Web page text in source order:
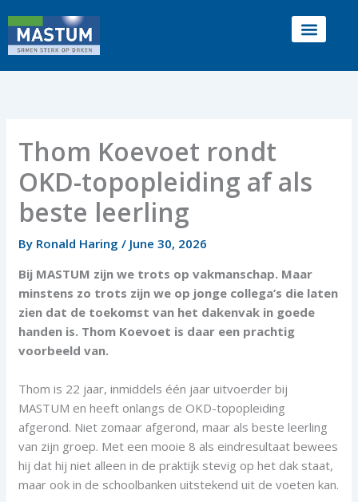
to
content
Thom Koevoet rondt
OKD-topopleiding af als
beste leerling
By Ronald Haring/ June 30, 2026
Bij MASTUM zijn we trots op vakmanschap. Maar
minstens zo trots zijn we op jonge collega’s die laten
zien dat de toekomst van het dakenvak in goede
handen is. Thom Koevoet is daar een prachtig
voorbeeld van.
Thom is 22 jaar, inmiddels één jaar uitvoerder bij
MASTUM en heeft onlangs de OKD-topopleiding
afgerond. Niet zomaar afgerond, maar als beste leerling
van zijn groep. Met een mooie 8 als eindresultaat bewees
hij dat hij niet alleen in de praktijk stevig op het dak staat,
maar ook in de schoolbanken uitstekend uit de voeten kan.